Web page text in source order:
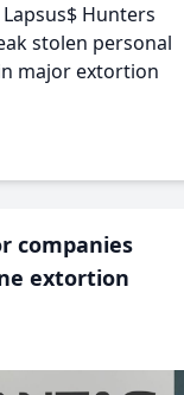
Hunters
stolen personal
major extortion
companies
extortion